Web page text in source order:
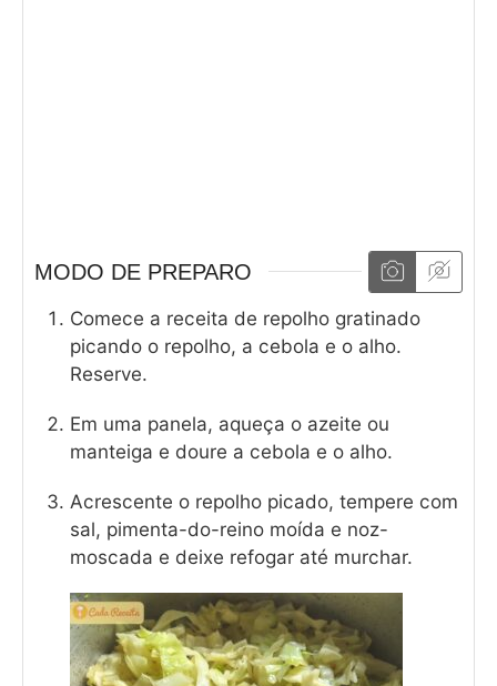
MODO DE PREPARO
Comece a receita de repolho gratinado
picando o repolho, a cebola e o alho.
Reserve.
Em uma panela, aqueça o azeite ou
manteiga e doure a cebola e o alho.
Acrescente o repolho picado, tempere com
sal, pimenta-do-reino moída e noz-
moscada e deixe refogar até murchar.